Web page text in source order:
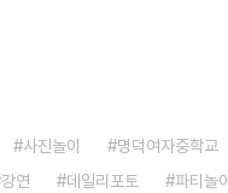
사진놀이 명덕여자중학교
강연 데일리포토 파티놀이